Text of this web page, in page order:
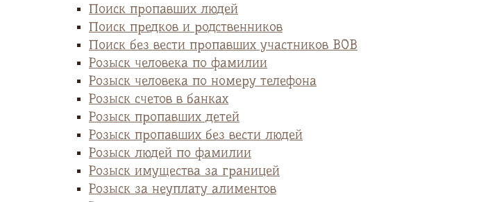
Поиск пропавших людей
Поиск предков и родственников
Поиск без вести пропавших участников ВОВ
Розыск человека по фамилии
Розыск человека по номеру телефона
Розыск счетов в банках
Розыск пропавших детей
Розыск пропавших без вести людей
Розыск людей по фамилии
Розыск имущества за границей
Розыск за неуплату алиментов